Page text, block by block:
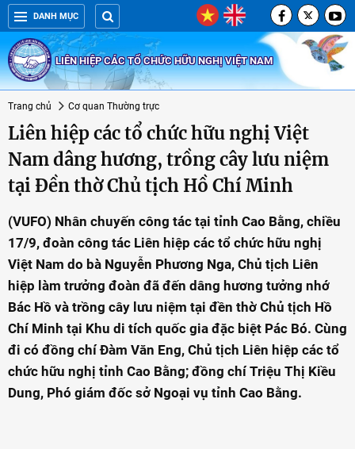
DANH MỤC
LIÊN HIỆP CÁC TỔ CHỨC HỮU NGHỊ VIỆT NAM
Trang chủ Cơ quan Thường trực
Liên hiệp các tổ chức hữu nghị Việt
Nam dâng hương, trồng cây lưu niệm
tại Đền thờ Chủ tịch Hồ Chí Minh
(VUFO) Nhân chuyến công tác tại tỉnh Cao Bằng, chiều
17/9, đoàn công tác Liên hiệp các tổ chức hữu nghị
Việt Nam do bà Nguyễn Phương Nga, Chủ tịch Liên
hiệp làm trưởng đoàn đã đến dâng hương tưởng nhớ
Bác Hồ và trồng cây lưu niệm tại đền thờ Chủ tịch Hồ
Chí Minh tại Khu di tích quốc gia đặc biệt Pác Bó. Cùng
đi có đồng chí Đàm Văn Eng, Chủ tịch Liên hiệp các tổ
chức hữu nghị tỉnh Cao Bằng; đồng chí Triệu Thị Kiều
Dung, Phó giám đốc sở Ngoại vụ tỉnh Cao Bằng.